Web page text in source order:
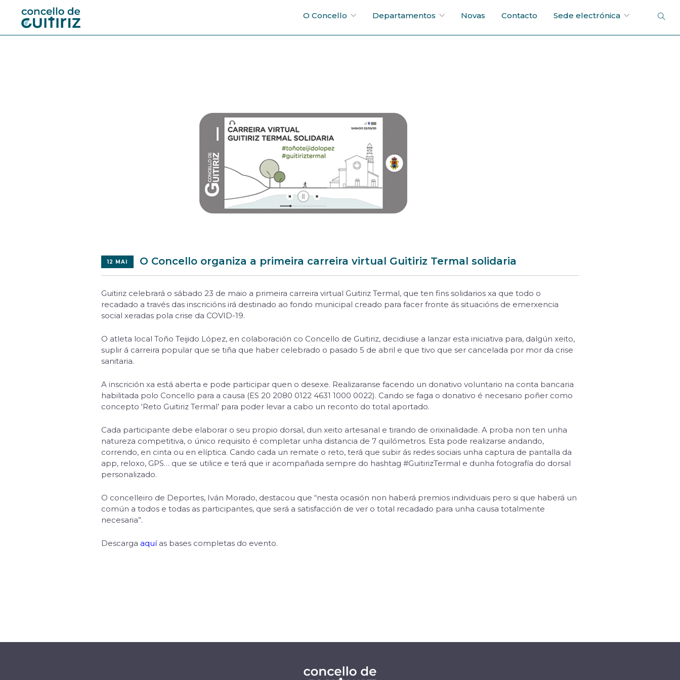
O Concello Departamentos Novas Contacto Sede electrónica
12 MAI O Concello organiza a primeira carreira virtual Guitiriz Termal solidaria
Guitiriz celebrará o sábado 23 de maio a primeira carreira virtual Guitiriz Termal, que ten fins solidarios xa que todo o
recadado a través das inscricións irá destinado ao fondo municipal creado para facer fronte ás situacións de emerxencia
social xeradas pola crise da COVID-19.
O atleta local Toño Teijido López, en colaboración co Concello de Guitiriz, decidiuse a lanzar esta iniciativa para, dalgún xeito,
suplir á carreira popular que se tiña que haber celebrado o pasado 5 de abril e que tivo que ser cancelada por mor da crise
sanitaria.
A inscrición xa está aberta e pode participar quen o desexe. Realizaranse facendo un donativo voluntario na conta bancaria
habilitada polo Concello para a causa (ES 20 2080 0122 4631 1000 0022). Cando se faga o donativo é necesario poñer como
concepto ‘Reto Guitiriz Termal’ para poder levar a cabo un reconto do total aportado.
Cada participante debe elaborar o seu propio dorsal, dun xeito artesanal e tirando de orixinalidade. A proba non ten unha
natureza competitiva, o único requisito é completar unha distancia de 7 quilómetros. Esta pode realizarse andando,
correndo, en cinta ou en elíptica. Cando cada un remate o reto, terá que subir ás redes sociais unha captura de pantalla da
app, reloxo, GPS… que se utilice e terá que ir acompañada sempre do hashtag #GuitirizTermal e dunha fotografía do dorsal
personalizado.
O concelleiro de Deportes, Iván Morado, destacou que “nesta ocasión non haberá premios individuais pero si que haberá un
común a todos e todas as participantes, que será a satisfacción de ver o total recadado para unha causa totalmente
necesaria”.
Descarga aquí as bases completas do evento.